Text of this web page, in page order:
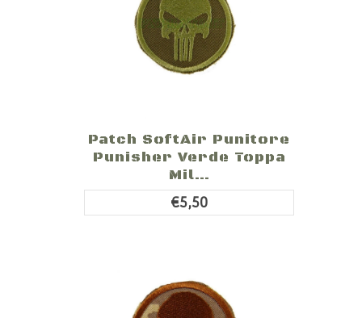
Patch SoftAir Punitore
Punisher Verde Toppa
Mil...
€5,50